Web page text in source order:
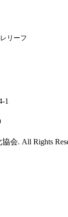
リーフ
1
協会. All Rights